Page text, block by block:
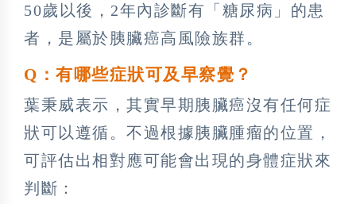
50歲以後，2年內診斷有「糖尿病」的患
者，是屬於胰臟癌高風險族群。
Q ：有哪些症狀可及早察覺？
葉秉威表示，其實早期胰臟癌沒有任何症
狀可以遵循。不過根據胰臟腫瘤的位置，
可評估出相對應可能會出現的身體症狀來
判斷：